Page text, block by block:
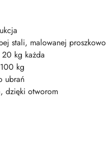
stali, malowanej proszkowo
kg każda
kg
ubrań
dzięki otworom